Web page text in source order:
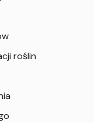
roślin